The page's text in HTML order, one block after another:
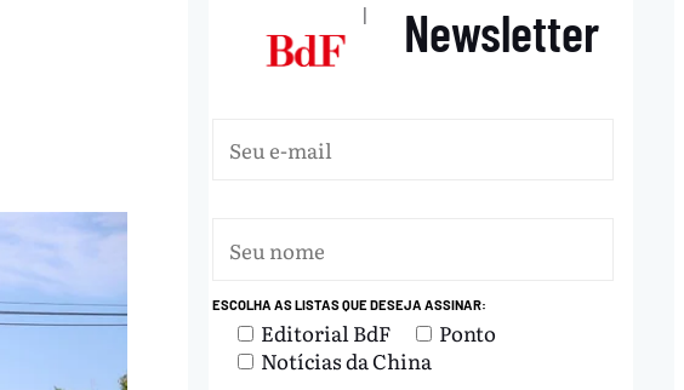
| Newsletter
ESCOLHA AS LISTAS QUE DESEJA ASSINAR:
Editorial BdF
Ponto
Notícias da China